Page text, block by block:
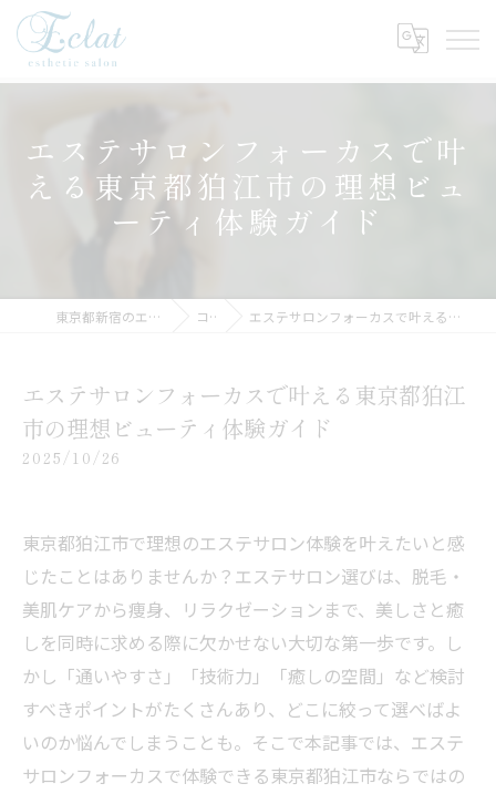
エステサロンフォーカスで叶
える東京都狛江市の理想ビュ
ーティ体験ガイド
東京都新宿のエステサロンならEclat コラム エステサロンフォーカスで叶える東京都狛江市の理想ビューティ体験ガイド
エステサロンフォーカスで叶える東京都狛江
市の理想ビューティ体験ガイド
2025/10/26
東京都狛江市で理想のエステサロン体験を叶えたいと感
じたことはありませんか？エステサロン選びは、脱毛・
美肌ケアから痩身、リラクゼーションまで、美しさと癒
しを同時に求める際に欠かせない大切な第一歩です。し
かし「通いやすさ」「技術力」「癒しの空間」など検討
すべきポイントがたくさんあり、どこに絞って選べばよ
いのか悩んでしまうことも。そこで本記事では、エステ
サロンフォーカスで体験できる東京都狛江市ならではの